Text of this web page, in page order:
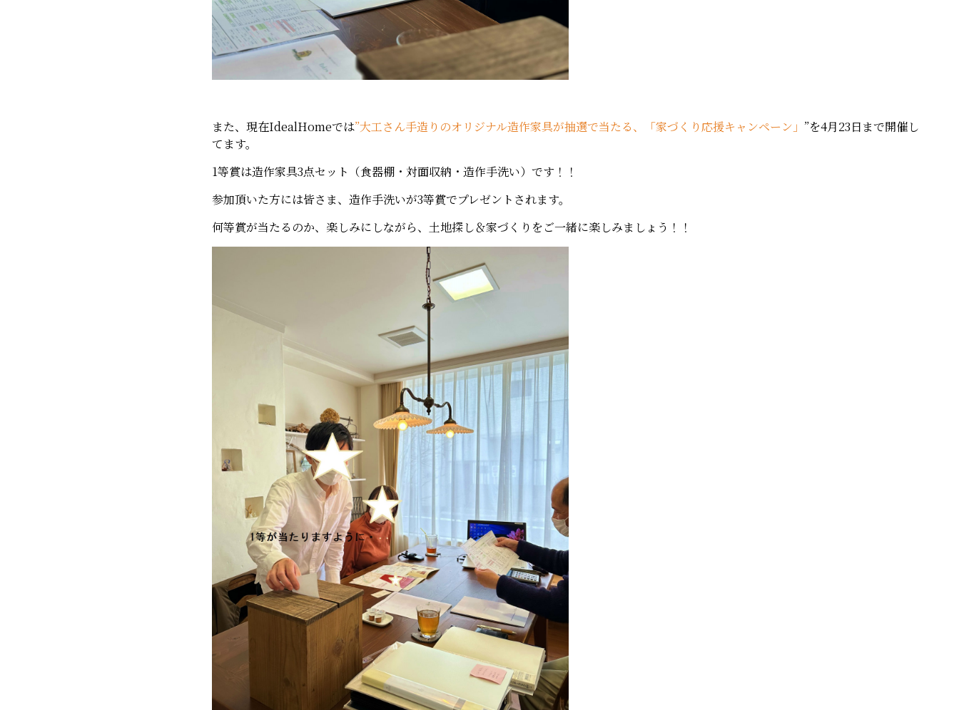
また、現在IdealHomeでは”大工さん手造りのオリジナル造作家具が抽選で当たる、「家づくり応援キャンペーン」 ”を4月23日まで開催し
てます。
1等賞は造作家具3点セット（食器棚・対面収納・造作手洗い）です！！
参加頂いた方には皆さま、造作手洗いが3等賞でプレゼントされます。
何等賞が当たるのか、楽しみにしながら、土地探し＆家づくりをご一緒に楽しみましょう！！